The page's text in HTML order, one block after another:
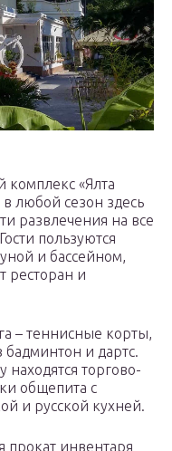
комплекс «Ялта
любой сезон здесь
развлечения на все
пользуются
и бассейном,
ресторан и
– теннисные корты,
бадминтон и дартс.
торгово-
общепита с
и русской кухней.
прокат инвентаря